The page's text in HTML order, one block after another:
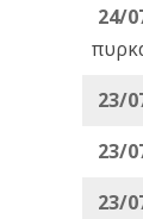
24/
23/
23/
23/